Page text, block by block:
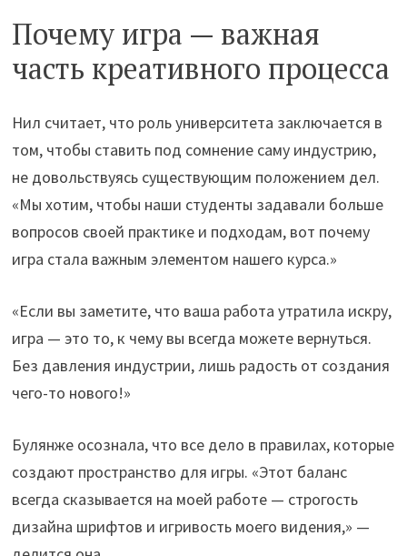
Почему игра — важная
часть креативного процесса
Нил считает, что роль университета заключается в
том, чтобы ставить под сомнение саму индустрию,
не довольствуясь существующим положением дел.
«Мы хотим, чтобы наши студенты задавали больше
вопросов своей практике и подходам, вот почему
игра стала важным элементом нашего курса.»
«Если вы заметите, что ваша работа утратила искру,
игра — это то, к чему вы всегда можете вернуться.
Без давления индустрии, лишь радость от создания
чего-то нового!»
Булянже осознала, что все дело в правилах, которые
создают пространство для игры. «Этот баланс
всегда сказывается на моей работе — строгость
дизайна шрифтов и игривость моего видения,» —